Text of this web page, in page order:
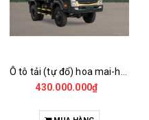
430.000.000₫